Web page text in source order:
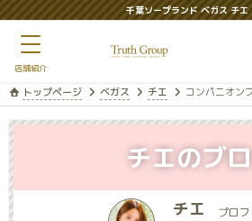
千葉ソープランド ベガス チエ
トップページ ベガス チエ コンパニオン
チエ
プロ
チエのブ